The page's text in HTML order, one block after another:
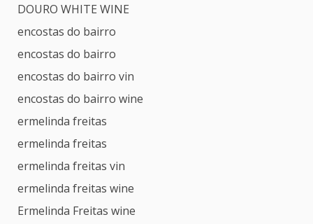
DOURO WHITE WINE
encostas do bairro
encostas do bairro
encostas do bairro vin
encostas do bairro wine
ermelinda freitas
ermelinda freitas
ermelinda freitas vin
ermelinda freitas wine
Ermelinda Freitas wine